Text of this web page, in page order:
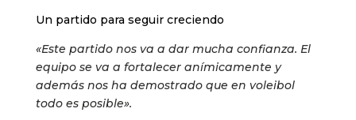
Un partido para seguir creciendo
«Este partido nos va a dar mucha confianza. El
equipo se va a fortalecer anímicamente y
además nos ha demostrado que en voleibol
todo es posible».